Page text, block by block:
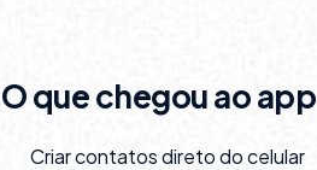
O que chegou ao app
Criar contatos direto do celular